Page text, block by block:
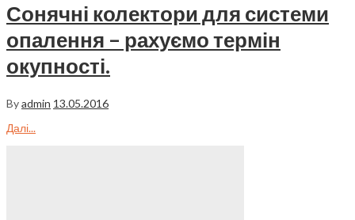
Сонячні колектори для системи
опалення – рахуємо термін
окупності.
Byadmin 13.05.2016
Далі...